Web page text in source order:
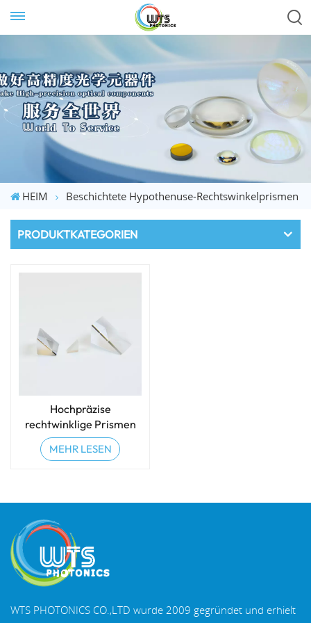
HEIM Beschichtete Hypothenuse-Rechtswinkelprismen
PRODUKTKATEGORIEN
Hochpräzise
rechtwinklige Prismen
aus optischem Glas
MEHR LESEN
WTS PHOTONICS CO.,LTD wurde 2009 gegründet und erhielt